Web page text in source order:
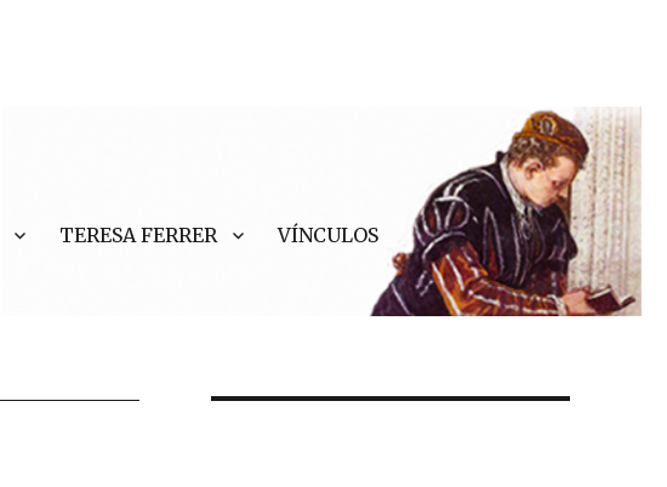
TERESA FERRER VÍNCULOS